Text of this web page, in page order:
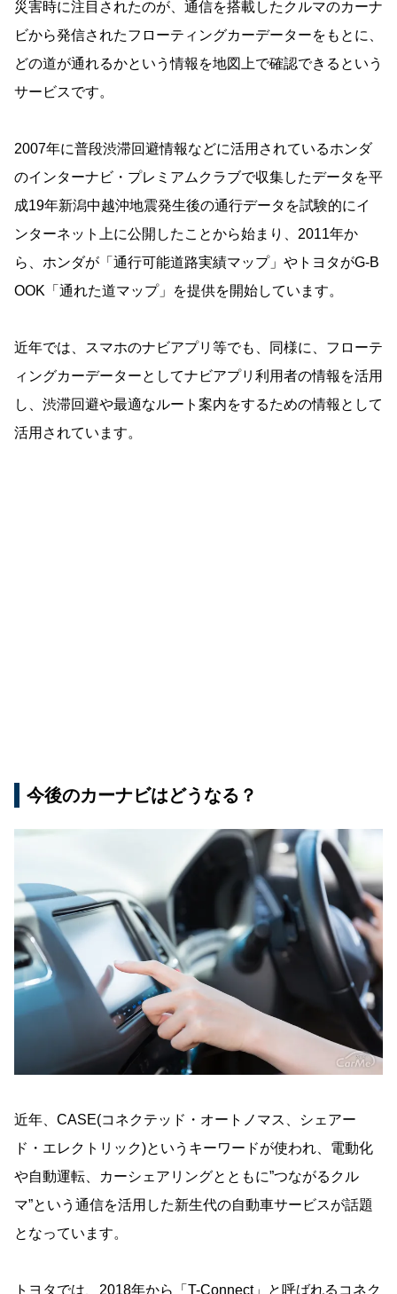
災害時に注目されたのが、通信を搭載したクルマのカーナ
ビから発信されたフローティングカーデーターをもとに、
どの道が通れるかという情報を地図上で確認できるという
サービスです。
2007年に普段渋滞回避情報などに活用されているホンダ
のインターナビ・プレミアムクラブで収集したデータを平
成19年新潟中越沖地震発生後の通行データを試験的にイ
ンターネット上に公開したことから始まり、2011年か
ら、ホンダが「通行可能道路実績マップ」やトヨタがG-B
OOK「通れた道マップ」を提供を開始しています。
近年では、スマホのナビアプリ等でも、同様に、フローテ
ィングカーデーターとしてナビアプリ利用者の情報を活用
し、渋滞回避や最適なルート案内をするための情報として
活用されています。
今後のカーナビはどうなる？
近年、CASE(コネクテッド・オートノマス、シェアー
ド・エレクトリック)というキーワードが使われ、電動化
や自動運転、カーシェアリングとともに”つながるクル
マ”という通信を活用した新生代の自動車サービスが話題
となっています。
トヨタでは、2018年から「T-Connect」と呼ばれるコネク